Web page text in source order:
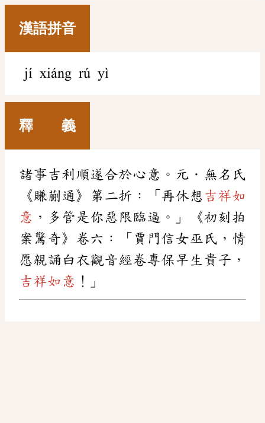
漢語拼音
jí xiáng rú yì
釋 義
諸事吉利順遂合於心意。元．無名氏
《賺蒯通》第二折：「再休想 吉祥如
意 ，多管是你惡限臨逼。」《初刻拍
案驚奇》卷六：「賈門信女巫氏，情
愿親誦白衣觀音經卷專保早生貴子，
吉祥如意 ！」